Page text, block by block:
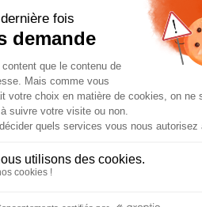
Goodies
Mug blanc durable